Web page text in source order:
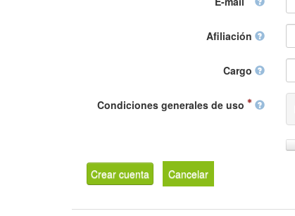
Afiliación
Cargo
Condiciones generales de uso
Crear cuenta Cancelar